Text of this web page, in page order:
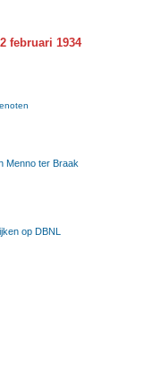
februari 1934
Menno ter Braak
op DBNL